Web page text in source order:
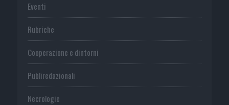
Eventi
Rubriche
Cooperazione e dintorni
Publiredazionali
Necrologie